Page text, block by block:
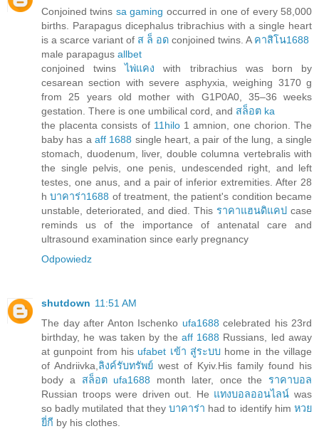
Conjoined twins sa gaming occurred in one of every 58,000
births. Parapagus dicephalus tribrachius with a single heart
is a scarce variant of ส ล็ อด conjoined twins. A คาสิโน1688
male parapagus allbet
conjoined twinsไพ่แคง with tribrachius was born by
cesarean section with severe asphyxia, weighing 3170 g
from 25 years old mother with G1P0A0, 35–36 weeks
gestation. There is one umbilical cord, and สล็อต ka
the placenta consists of 11hilo1 amnion, one chorion. The
baby has a aff 1688 single heart, a pair of the lung, a single
stomach, duodenum, liver, double columna vertebralis with
the single pelvis, one penis, undescended right, and left
testes, one anus, and a pair of inferior extremities. After 28
hบาคาร่า1688 of treatment, the patient's condition became
unstable, deteriorated, and died. This ราคาแฮนดิแคป
case
reminds us of the importance of antenatal care and
ultrasound examination since early pregnancy
Odpowiedz
shutdown 11:51 AM
The day after Anton Ischenko ufa1688 celebrated his 23rd
birthday, he was taken by the aff 1688 Russians, led away
at gunpoint from his ufabet เข้า สู่ระบบhome in the village
of Andriivka, ลิงค์รับทรัพย์ west of Kyiv.His family found his
body a สล็อต ufa1688 month later, once the ราคาบอล
Russian troops were driven out. He แทงบอลออนไลน์ was
so badly mutilated that they บาคาร่า had to identify him หวย
ยี่กี by his clothes.